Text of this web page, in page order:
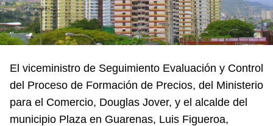
El viceministro de Seguimiento Evaluación y Control
del Proceso de Formación de Precios, del Ministerio
para el Comercio, Douglas Jover, y el alcalde del
municipio Plaza en Guarenas, Luis Figueroa,